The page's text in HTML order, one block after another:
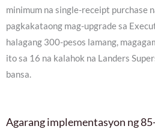
minimum na single-receipt purchase
pagkakataong mag-upgrade sa
halagang 300-pesos lamang,
ito sa 16 na kalahok na Landers
bansa.
Agarang implementasyon ng